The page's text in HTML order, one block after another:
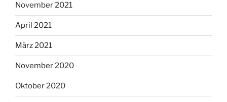
November 2021
April 2021
März 2021
November 2020
Oktober 2020